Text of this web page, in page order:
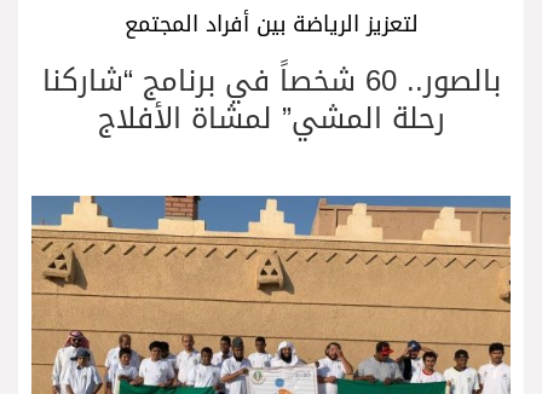
لتعزيز الرياضة بين أفراد المجتمع
بالصور.. 60 شخصاً في برنامج “شاركنا
رحلة المشي” لمشاة الأفلاج